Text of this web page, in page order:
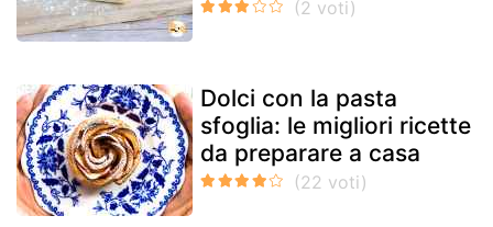
Dolci con la pasta
sfoglia: le migliori ricette
da preparare a casa